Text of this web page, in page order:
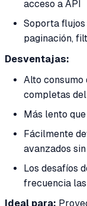
acceso a API
Soporta
paginación,
Desventajas:
Alto consumo
completas
Más lento
Fácilmente
avanzados
Los desafíos
frecuencia
Ideal para: